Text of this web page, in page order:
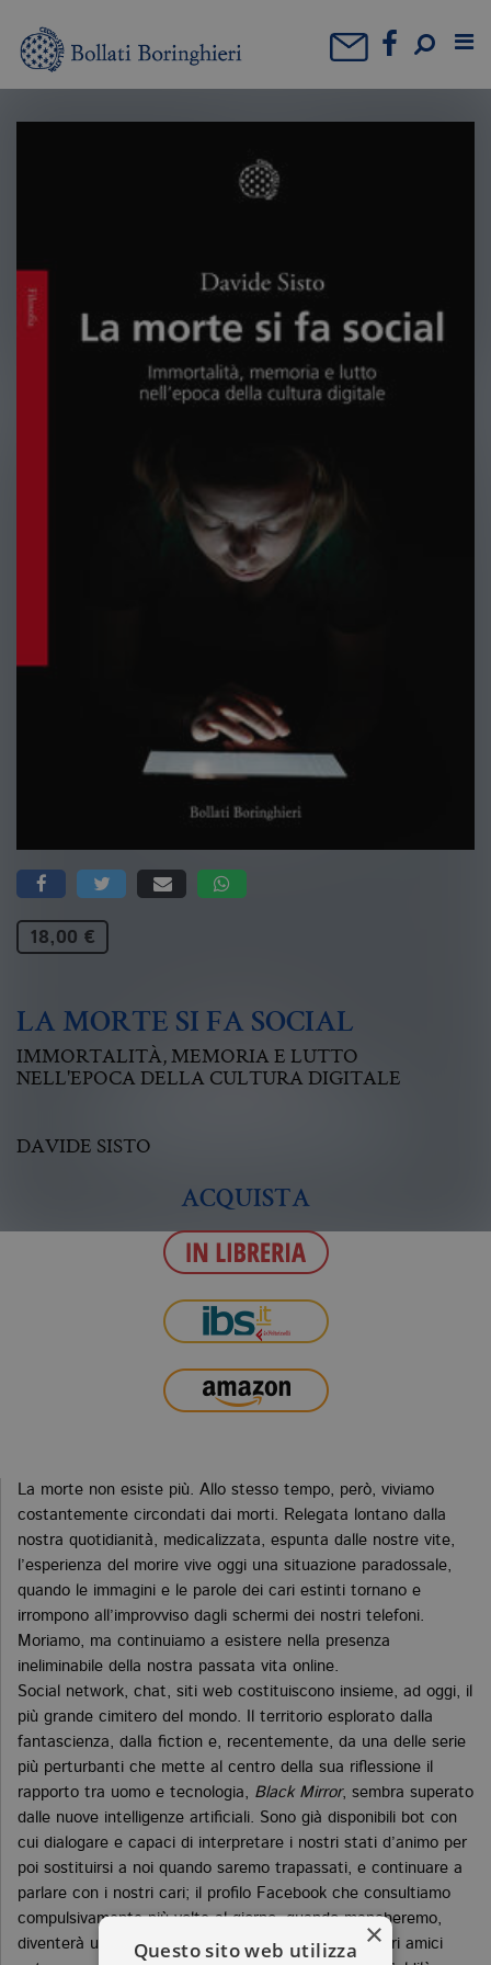
18,00 €
LA MORTE SI FA SOCIAL
IMMORTALITÀ, MEMORIA E LUTTO
NELL'EPOCA DELLA CULTURA DIGITALE
DAVIDE SISTO
ACQUISTA
La morte non esiste più. Allo stesso tempo, però, viviamo
costantemente circondati dai morti. Relegata lontano dalla
nostra quotidianità, medicalizzata, espunta dalle nostre vite,
l’esperienza del morire vive oggi una situazione paradossale,
quando le immagini e le parole dei cari estinti tornano e
irrompono all’improvviso dagli schermi dei nostri telefoni.
Moriamo, ma continuiamo a esistere nella presenza
ineliminabile della nostra passata vita online.
Social network, chat, siti web costituiscono insieme, ad oggi, il
più grande cimitero del mondo. Il territorio esplorato dalla
fantascienza, dalla fiction e, recentemente, da una delle serie
più perturbanti che mette al centro della sua riflessione il
rapporto tra uomo e tecnologia, Black Mirror, sembra superato
dalle nuove intelligenze artificiali. Sono già disponibili bot con
cui dialogare e capaci di interpretare i nostri stati d’animo per
poi sostituirsi a noi quando saremo trapassati, e continuare a
parlare con i nostri cari; il profilo Facebook che consultiamo
compulsivamente più volte al giorno, quando mancheremo,
diventerà una vera e propria lapide virtuale, e i nostri amici
×
Questo sito web utilizza